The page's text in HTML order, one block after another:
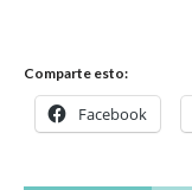
Comparte esto:
Facebook